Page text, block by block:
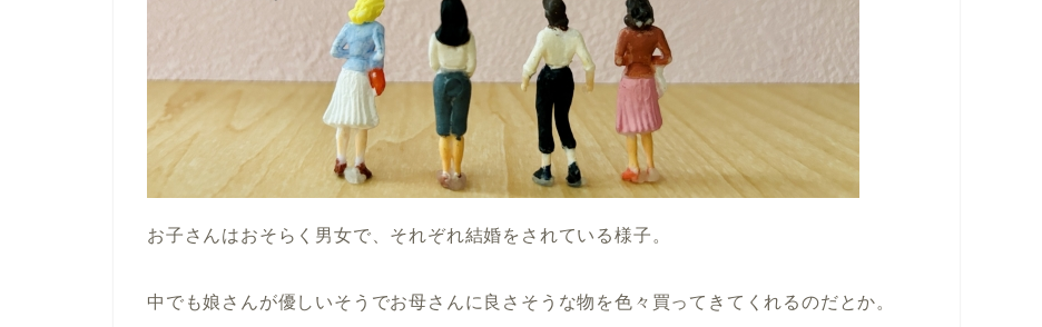
お子さんはおそらく男女で、それぞれ結婚をされている様子。
中でも娘さんが優しいそうでお母さんに良さそうな物を色々買ってきてくれるのだとか。